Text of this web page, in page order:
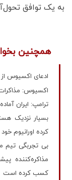
به یک توافق
همچنین
ادعای اکسیوس از
اکسیوس: مذاکرات ایران
ترامپ: ایران
بسیار نزدیک
کرده اورانیوم
بی تجربگی تیم
مذاکره‌کننده
کسب کرده است